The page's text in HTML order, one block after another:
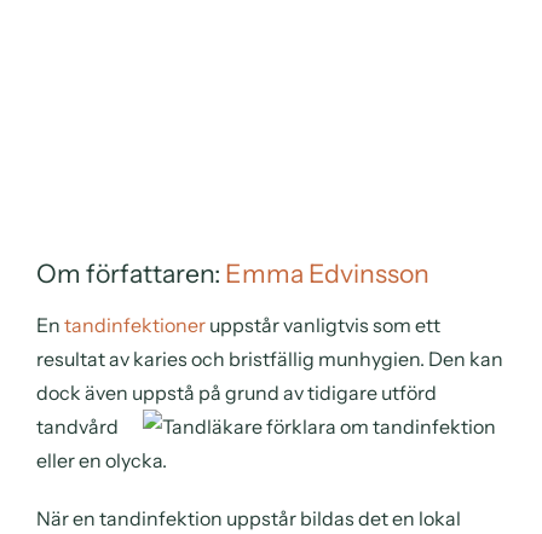
Om författaren: Emma Edvinsson
En tandinfektioner uppstår vanligtvis som ett
resultat av karies och bristfällig munhygien. Den kan
dock även uppstå på grund av tidigare utförd
tandvård
eller en olycka.
När en tandinfektion uppstår bildas det en lokal